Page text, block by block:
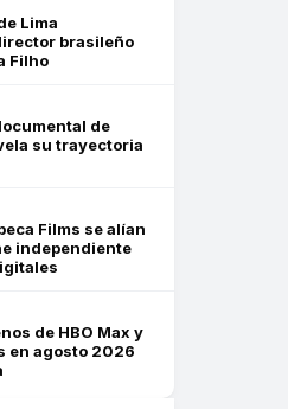
Lima
brasileño
Filho
de
su trayectoria
Films se alían
independiente
de HBO Max y
en agosto 2026